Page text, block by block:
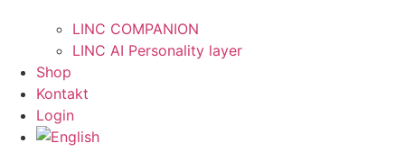
LINC COMPANION
LINC AI Personality layer
Shop
Kontakt
Login